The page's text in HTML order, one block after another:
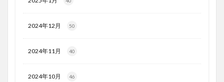
2024年12月 50
2024年11月 40
2024年10月 46